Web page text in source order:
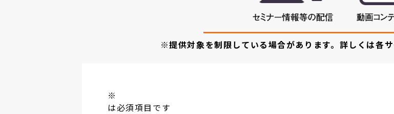
※提供対象を制限している場合があります。詳しくは各
※
は必須項目です